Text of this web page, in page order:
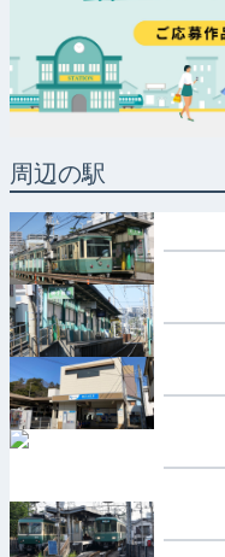
周辺の駅